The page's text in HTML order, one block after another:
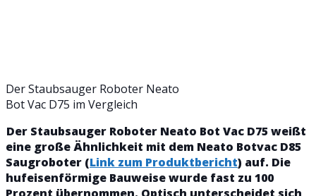
Der Staubsauger Roboter Neato
Bot Vac D75 im Vergleich
Der Staubsauger Roboter Neato Bot Vac D75 weißt
eine große Ähnlichkeit mit dem Neato Botvac D85
Saugroboter (Link zum Produktbericht) auf. Die
hufeisenförmige Bauweise wurde fast zu 100
Prozent übernommen. Optisch unterscheidet sich